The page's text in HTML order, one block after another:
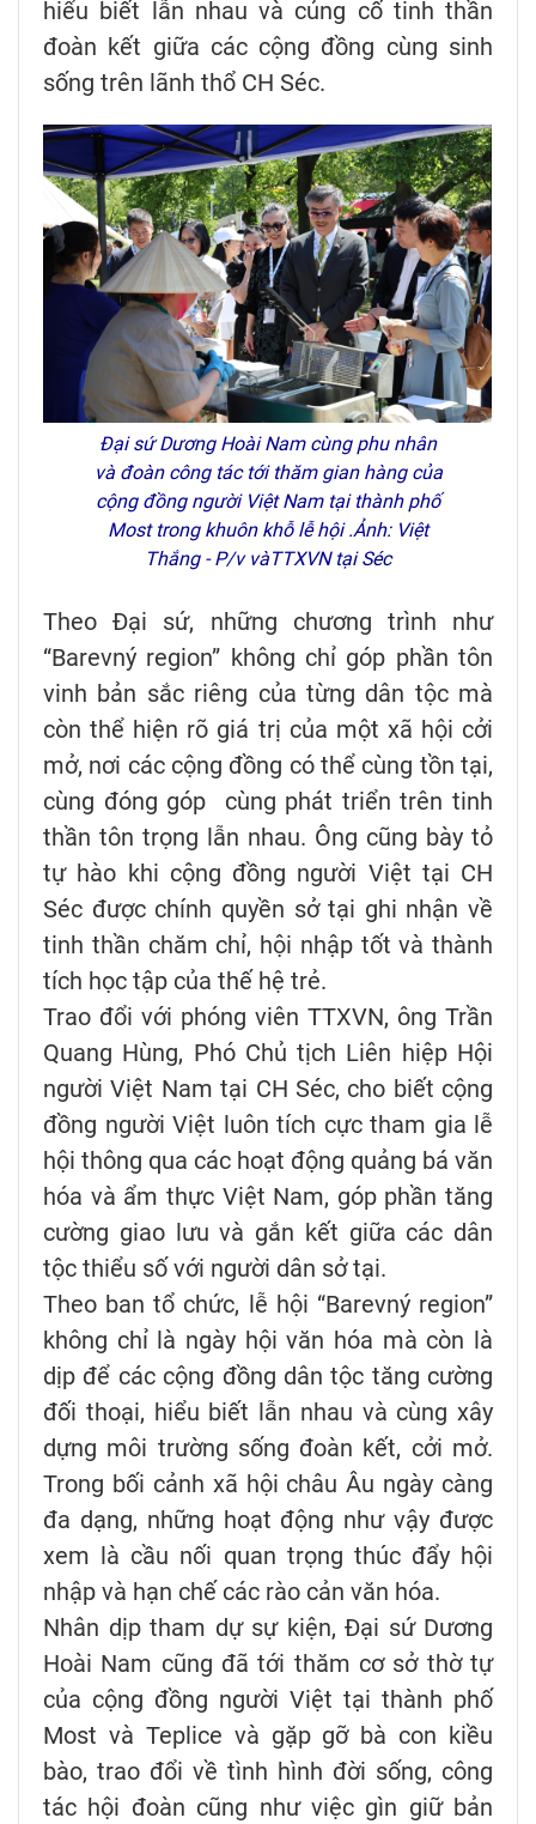
hiểu biết lẫn nhau và củng cố tinh thần
đoàn kết giữa các cộng đồng cùng sinh
sống trên lãnh thổ CH Séc.
Đại sứ Dương Hoài Nam cùng phu nhân
và đoàn công tác tới thăm gian hàng của
cộng đồng người Việt Nam tại thành phố
Most trong khuôn khỗ lễ hội .Ảnh: Việt
Thắng - P/v vàTTXVN tại Séc
Theo Đại sứ, những chương trình như
“Barevný region” không chỉ góp phần tôn
vinh bản sắc riêng của từng dân tộc mà
còn thể hiện rõ giá trị của một xã hội cởi
mở, nơi các cộng đồng có thể cùng tồn tại,
cùng đóng góp cùng phát triển trên tinh
thần tôn trọng lẫn nhau. Ông cũng bày tỏ
tự hào khi cộng đồng người Việt tại CH
Séc được chính quyền sở tại ghi nhận về
tinh thần chăm chỉ, hội nhập tốt và thành
tích học tập của thế hệ trẻ.
Trao đổi với phóng viên TTXVN, ông Trần
Quang Hùng, Phó Chủ tịch Liên hiệp Hội
người Việt Nam tại CH Séc, cho biết cộng
đồng người Việt luôn tích cực tham gia lễ
hội thông qua các hoạt động quảng bá văn
hóa và ẩm thực Việt Nam, góp phần tăng
cường giao lưu và gắn kết giữa các dân
tộc thiểu số với người dân sở tại.
Theo ban tổ chức, lễ hội “Barevný region”
không chỉ là ngày hội văn hóa mà còn là
dịp để các cộng đồng dân tộc tăng cường
đối thoại, hiểu biết lẫn nhau và cùng xây
dựng môi trường sống đoàn kết, cởi mở.
Trong bối cảnh xã hội châu Âu ngày càng
đa dạng, những hoạt động như vậy được
xem là cầu nối quan trọng thúc đẩy hội
nhập và hạn chế các rào cản văn hóa.
Nhân dịp tham dự sự kiện, Đại sứ Dương
Hoài Nam cũng đã tới thăm cơ sở thờ tự
của cộng đồng người Việt tại thành phố
Most và Teplice và gặp gỡ bà con kiều
bào, trao đổi về tình hình đời sống, công
tác hội đoàn cũng như việc gìn giữ bản